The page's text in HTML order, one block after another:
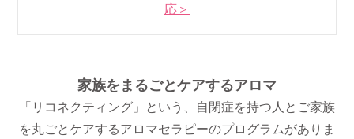
応＞
家族をまるごとケアするアロマ
「リコネクティング」という、自閉症を持つ人とご家族
を丸ごとケアするアロマセラピーのプログラムがありま